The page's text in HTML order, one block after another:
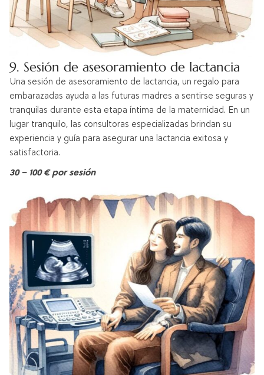
9. Sesión de asesoramiento de lactancia
Una sesión de asesoramiento de lactancia, un regalo para
embarazadas ayuda a las futuras madres a sentirse seguras y
tranquilas durante esta etapa íntima de la maternidad. En un
lugar tranquilo, las consultoras especializadas brindan su
experiencia y guía para asegurar una lactancia exitosa y
satisfactoria.
30 – 100 € por sesión